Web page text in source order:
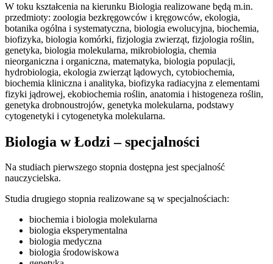
W toku kształcenia na kierunku Biologia realizowane będą m.in.
przedmioty: zoologia bezkręgowców i kręgowców, ekologia,
botanika ogólna i systematyczna, biologia ewolucyjna, biochemia,
biofizyka, biologia komórki, fizjologia zwierząt, fizjologia roślin,
genetyka, biologia molekularna, mikrobiologia, chemia
nieorganiczna i organiczna, matematyka, biologia populacji,
hydrobiologia, ekologia zwierząt lądowych, cytobiochemia,
biochemia kliniczna i analityka, biofizyka radiacyjna z elementami
fizyki jądrowej, ekobiochemia roślin, anatomia i histogeneza roślin,
genetyka drobnoustrojów, genetyka molekularna, podstawy
cytogenetyki i cytogenetyka molekularna.
Biologia w Łodzi – specjalności
Na studiach pierwszego stopnia dostępna jest specjalność
nauczycielska.
Studia drugiego stopnia realizowane są w specjalnościach:
biochemia i biologia molekularna
biologia eksperymentalna
biologia medyczna
biologia środowiskowa